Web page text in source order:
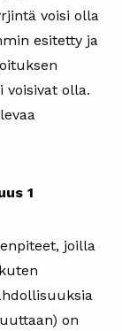
voisi olla
esitetty ja
voisivat olla.
1
joilla
on